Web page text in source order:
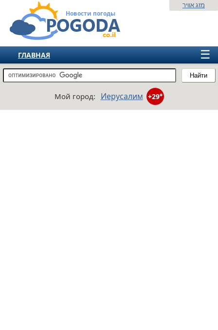
Новости погоды
Найти
מזג אוויר
☰
ГЛАВНАЯ
ИЗРАИЛЬ
ЕВРОПА
Мой город: Иерусалим +29°